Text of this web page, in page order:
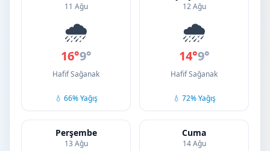
11 Ağu
🌧️
16°9°
Hafif Sağanak
💧 66% Yağış
12 Ağu
🌧️
14°9°
Hafif Sağanak
💧 72% Yağış
Perşembe
13 Ağu
Cuma
14 Ağu